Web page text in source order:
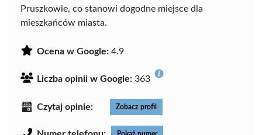
Pruszkowie, co stanowi dogodne miejsce dla
mieszkańców miasta.
Ocena w Google: 4.9
Liczba opinii w Google: 363
Czytaj opinie: Zobacz profil